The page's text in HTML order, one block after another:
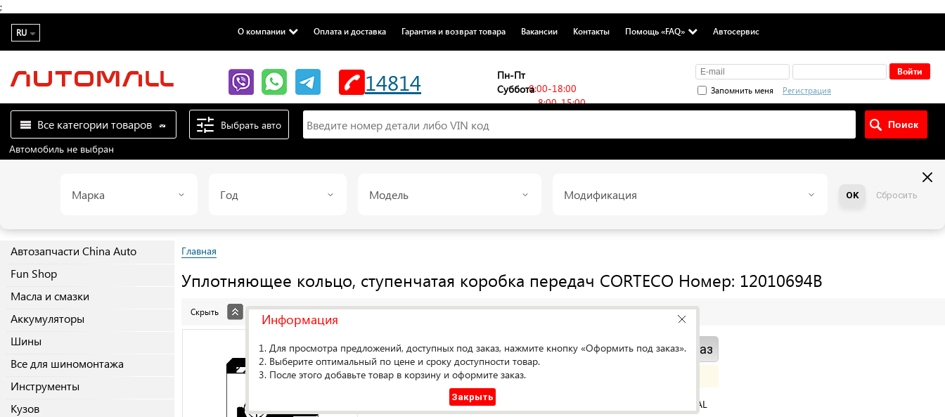
;
RU О компании Оплата и доставка Гарантия и возврат товара Вакансии Контакты Помощь «FAQ» Автосервис
14814
Пн-Пт
8:00-18:00
Суббота
8:00-15:00
Запомнить меня Регистрация
Все категории товаров
Выбрать авто
Автомобиль не выбран
Марка Год Модель Модификация OK Сбросить
Автозапчасти China Auto
Fun Shop
Масла и смазки
Аккумуляторы
Шины
Все для шиномонтажа
Инструменты
Кузов
Главная
Уплотняющее кольцо, ступенчатая коробка передач CORTECO Номер: 12010694B
Скрыть
Оформить под заказ
Доступен под заказ
Сравнить ORIGINAL
Информация
1. Для просмотра предложений, доступных под заказ, нажмите кнопку «Оформить под заказ».
2. Выберите оптимальный по цене и сроку доступности товар.
3. После этого добавьте товар в корзину и оформите заказ.
Закрыть